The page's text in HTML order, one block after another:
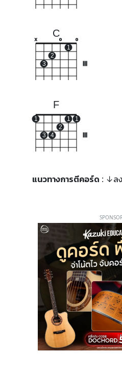
C
x
3
2
o
1
o
F
1
3 4
2
1 1
แนวทางการตีคอร์ด : ↓ล